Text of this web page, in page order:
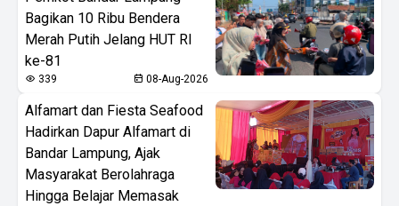
Bagikan 10 Ribu Bendera
Merah Putih Jelang HUT RI
ke-81
339 08-Aug-2026
Alfamart dan Fiesta Seafood
Hadirkan Dapur Alfamart di
Bandar Lampung, Ajak
Masyarakat Berolahraga
Hingga Belajar Memasak